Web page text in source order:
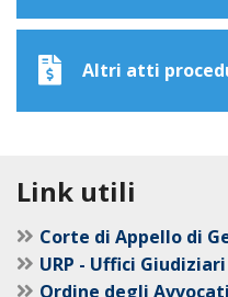
Altri atti
Link utili
Corte di Appello di
URP - Uffici
Ordine degli